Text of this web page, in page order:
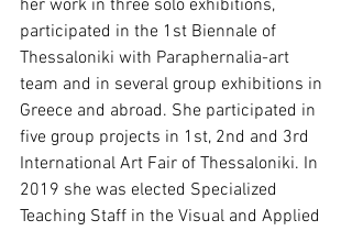
her work in three solo exhibitions,
participated in the 1st Biennale of
Thessaloniki with Paraphernalia-art
team and in several group exhibitions in
Greece and abroad. She participated in
five group projects in 1st, 2nd and 3rd
International Art Fair of Thessaloniki. In
2019 she was elected Specialized
Teaching Staff in the Visual and Applied